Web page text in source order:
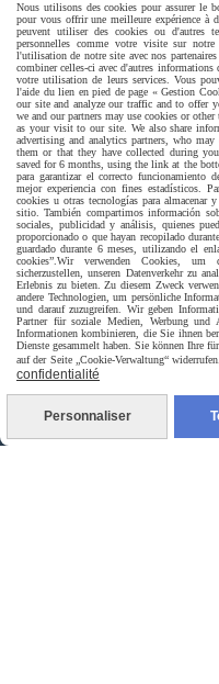
livraison à
Nous utilisons des cookies pour assurer le
pour vous offrir une meilleure expérience à
peuvent utiliser des cookies ou d'autres
personnelles comme votre visite sur
l'utilisation de notre site avec nos
combiner celles-ci avec d'autres
votre utilisation de leurs services. Vous
l'aide du lien en pied de page « Gestion
our site and analyze our traffic and to offer
we and our partners may use cookies or
as your visit to our site. We also share
advertising and analytics partners, who
them or that they have collected during
saved for 6 months, using the link at the
para garantizar el correcto funcionamiento
mejor experiencia con fines estadísticos.
cookies u otras tecnologías para almacenar
sitio. También compartimos información
sociales, publicidad y análisis, quienes
proporcionado o que hayan recopilado
guardado durante 6 meses, utilizando el
cookies”. Wir verwenden Cookies, um
sicherzustellen, unseren Datenverkehr zu
Erlebnis zu bieten. Zu diesem Zweck
andere Technologien, um persönliche
und darauf zuzugreifen. Wir geben
Partner für soziale Medien, Werbung und
Informationen kombinieren, die Sie ihnen
Dienste gesammelt haben. Sie können Ihre
auf der Seite „Cookie-Verwaltung“
confidentialité
Personnaliser